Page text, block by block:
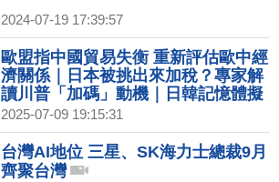
2024-07-19 17:39:57
歐盟指中國貿易失衡 重新評估歐中經
濟關係｜日本被挑出來加稅？專家解
讀川普「加碼」動機｜日韓記憶體擬
漲價因應關稅 台積代工價或將上漲｜
微風北車年營收30億！合約將至傳統
一潤泰競逐
2025-07-09 19:15:31
台灣AI地位 三星、SK海力士總裁9月
齊聚台灣